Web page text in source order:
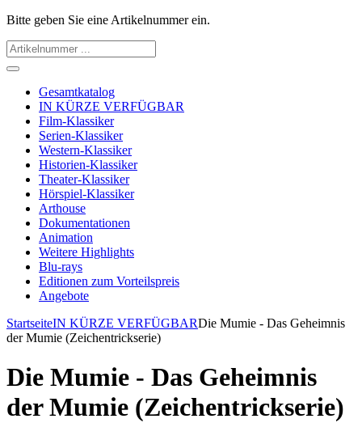
Bitte geben Sie eine Artikelnummer ein.
Gesamtkatalog
IN KÜRZE VERFÜGBAR
Film-Klassiker
Serien-Klassiker
Western-Klassiker
Historien-Klassiker
Theater-Klassiker
Hörspiel-Klassiker
Arthouse
Dokumentationen
Animation
Weitere Highlights
Blu-rays
Editionen zum Vorteilspreis
Angebote
StartseiteIN KÜRZE VERFÜGBARDie Mumie - Das Geheimnis
der Mumie (Zeichentrickserie)
Die Mumie - Das Geheimnis
der Mumie (Zeichentrickserie)